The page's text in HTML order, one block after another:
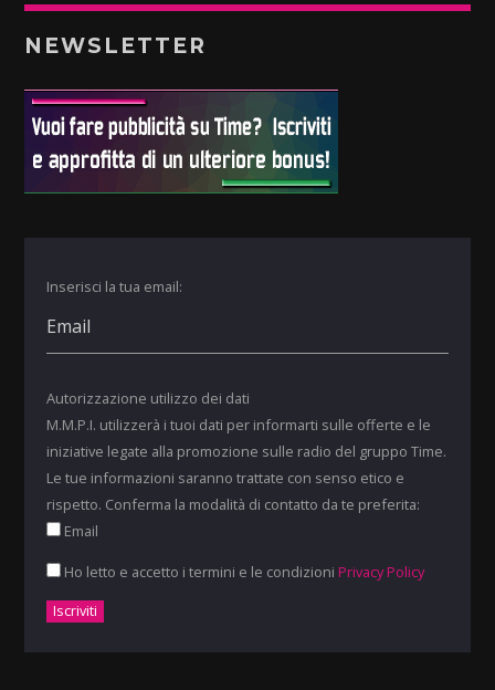
NEWSLETTER
Inserisci la tua email:
Autorizzazione utilizzo dei dati
M.M.P.I. utilizzerà i tuoi dati per informarti sulle offerte e le
iniziative legate alla promozione sulle radio del gruppo Time.
Le tue informazioni saranno trattate con senso etico e
rispetto. Conferma la modalità di contatto da te preferita:
Email
Ho letto e accetto i termini e le condizioni Privacy Policy